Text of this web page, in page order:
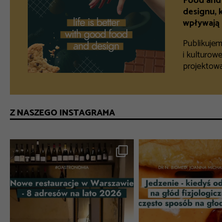
designu,
i
Z NASZEGO INSTAGRAMA